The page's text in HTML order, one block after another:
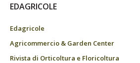
EDAGRICOLE
Edagricole
Agricommercio & Garden Center
Rivista di Orticoltura e Floricoltura